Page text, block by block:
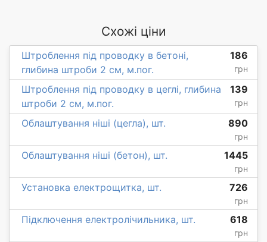
Схожі ціни
Штроблення під проводку в бетоні,
глибина штроби 2 см, м.пог.
186
грн
Штроблення під проводку в цеглі, глибина
штроби 2 см, м.пог.
139
грн
Облаштування ніші (цегла), шт. 890
грн
Облаштування ніші (бетон), шт. 1445
грн
Установка електрощитка, шт. 726
грн
Підключення електролічильника, шт. 618
грн